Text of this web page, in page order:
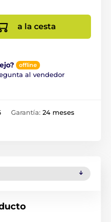
a la cesta
offline
al vendedor
Garantía: 24 meses